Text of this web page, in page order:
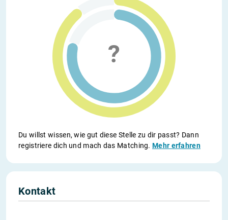
Du willst wissen, wie gut diese Stelle zu dir passt? Dann
registriere dich und mach das Matching.Mehr erfahren
Kontakt